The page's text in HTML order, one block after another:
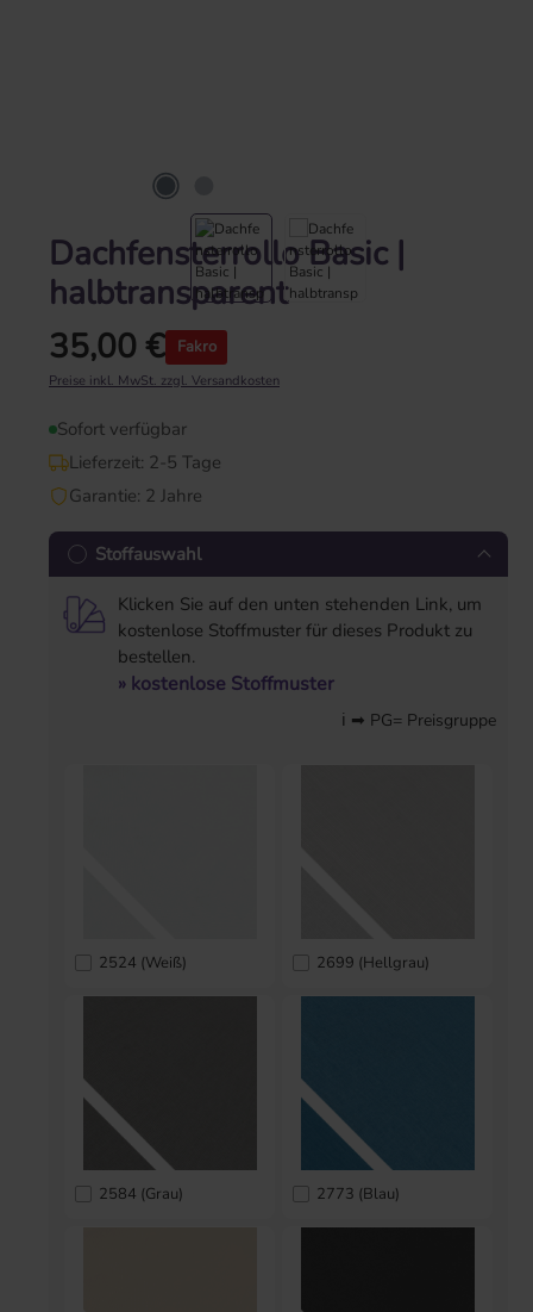
Dachfensterrollo Basic |
halbtransparent
Regulärer Preis:
35,00 € Fakro
Preise inkl. MwSt. zzgl. Versandkosten
Sofort verfügbar
Lieferzeit: 2-5 Tage
Garantie: 2 Jahre
Stoffauswahl
Klicken Sie auf den unten stehenden Link, um
kostenlose Stoffmuster für dieses Produkt zu
bestellen.
» kostenlose Stoffmuster
ℹ ➡ PG= Preisgruppe
2524 (Weiß) 2699 (Hellgrau)
2584 (Grau) 2773 (Blau)